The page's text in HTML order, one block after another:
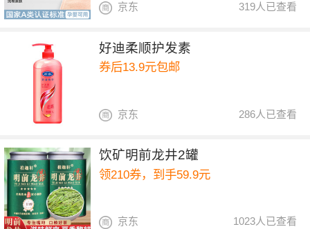
319人已查看
京东
好迪柔顺护发素
券后13.9元包邮
286人已查看
京东
饮矿明前龙井2罐
领210券，到手59.9元
1023人已查看
京东